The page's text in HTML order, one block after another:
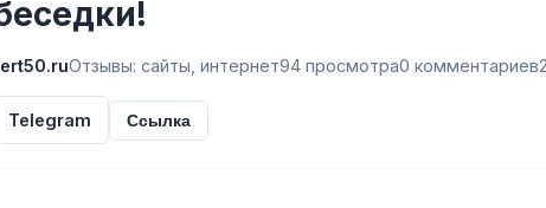
Отзывы: сайты, интернет94 просмотра0 комментариев
Telegram Ссылка